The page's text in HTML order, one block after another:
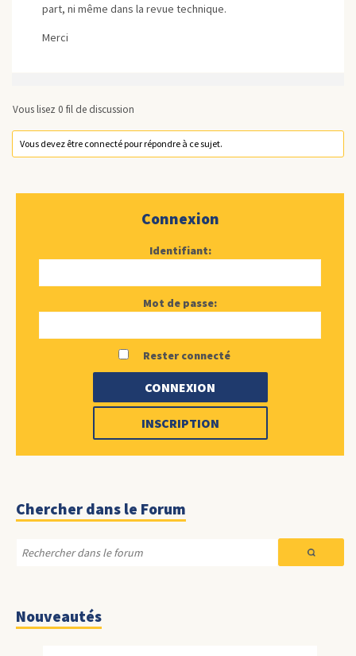
part, ni même dans la revue technique.
Merci
Vous lisez 0 fil de discussion
Vous devez être connecté pour répondre à ce sujet.
Connexion
Identifiant:
Mot de passe:
Rester connecté
CONNEXION
INSCRIPTION
Chercher dans le Forum
Nouveautés